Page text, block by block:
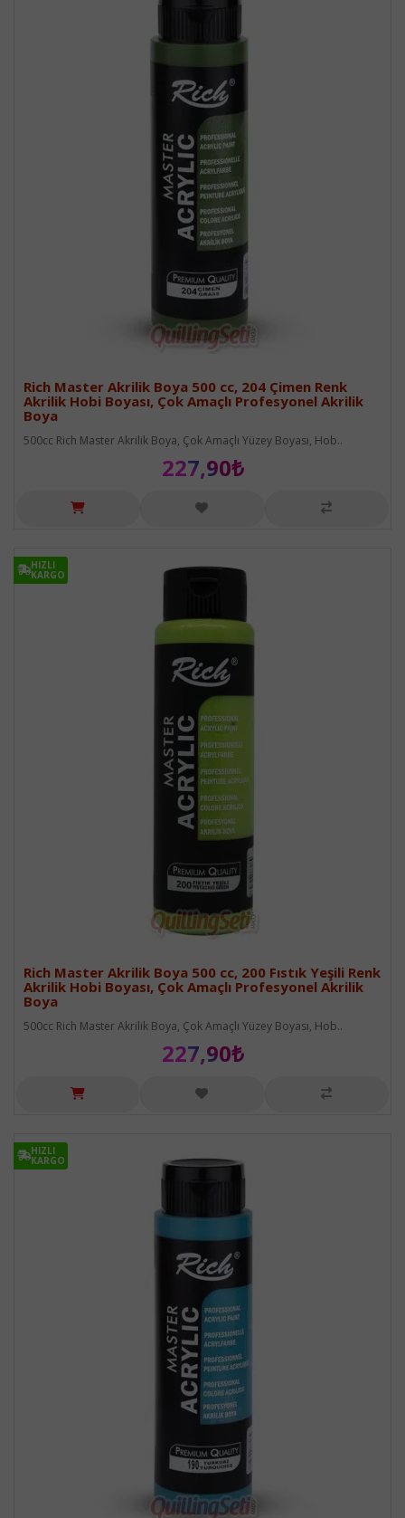
Rich Master Akrilik Boya 500 cc, 204 Çimen Renk
Akrilik Hobi Boyası, Çok Amaçlı Profesyonel Akrilik
Boya
500cc Rich Master Akrilik Boya, Çok Amaçlı Yüzey Boyası, Hob..
227,90₺
HIZLI
KARGO
HIZLI
KARGO
Rich Master Akrilik Boya 500 cc, 200 Fıstık Yeşili Renk
Akrilik Hobi Boyası, Çok Amaçlı Profesyonel Akrilik
Boya
500cc Rich Master Akrilik Boya, Çok Amaçlı Yüzey Boyası, Hob..
227,90₺
HIZLI
KARGO
HIZLI
KARGO